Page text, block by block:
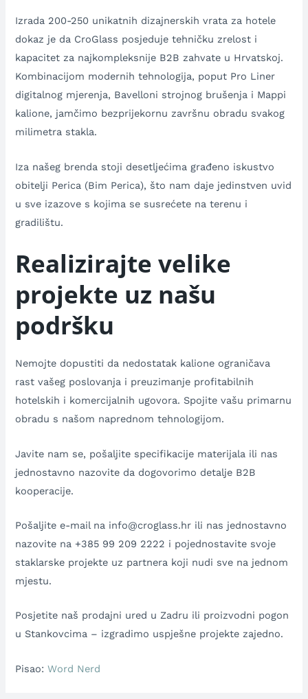
Izrada 200-250 unikatnih dizajnerskih vrata za hotele
dokaz je da CroGlass posjeduje tehničku zrelost i
kapacitet za najkompleksnije B2B zahvate u Hrvatskoj.
Kombinacijom modernih tehnologija, poput Pro Liner
digitalnog mjerenja, Bavelloni strojnog brušenja i Mappi
kalione, jamčimo bezprijekornu završnu obradu svakog
milimetra stakla.
Iza našeg brenda stoji desetljećima građeno iskustvo
obitelji Perica (Bim Perica), što nam daje jedinstven uvid
u sve izazove s kojima se susrećete na terenu i
gradilištu.
Realizirajte velike
projekte uz našu
podršku
Nemojte dopustiti da nedostatak kalione ograničava
rast vašeg poslovanja i preuzimanje profitabilnih
hotelskih i komercijalnih ugovora. Spojite vašu primarnu
obradu s našom naprednom tehnologijom.
Javite nam se, pošaljite specifikacije materijala ili nas
jednostavno nazovite da dogovorimo detalje B2B
kooperacije.
Pošaljite e-mail na info@croglass.hr ili nas jednostavno
nazovite na +385 99 209 2222 i pojednostavite svoje
staklarske projekte uz partnera koji nudi sve na jednom
mjestu.
Posjetite naš prodajni ured u Zadru ili proizvodni pogon
u Stankovcima – izgradimo uspješne projekte zajedno.
Pisao:Word Nerd